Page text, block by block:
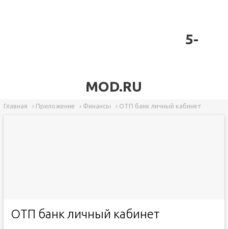
5-
MOD.RU
Главная › Приложение › Финансы › ОТП банк личный кабинет
ОТП банк личный кабинет